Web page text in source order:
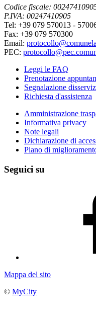
Codice fiscale:
P.IVA: 00247410905
Tel: +39 079 570013 -
Fax: +39 079 570300
Email:
PEC:
Leggi le FAQ
Prenotazione
Segnalazione
Richiesta d'assistenza
Amministrazione
Informativa privacy
Note legali
Dichiarazione di
Piano di
Seguici su
Mappa del sito
© MyCity